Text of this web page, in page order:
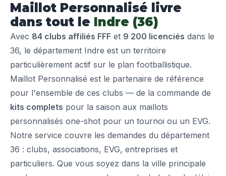
Maillot Personnalisé livre
dans tout le Indre (36)
Avec 84 clubs affiliés FFF et 9 200 licenciés dans le
36, le département Indre est un territoire
particulièrement actif sur le plan footballistique.
Maillot Personnalisé est le partenaire de référence
pour l'ensemble de ces clubs — de la commande de
kits complets pour la saison aux maillots
personnalisés one-shot pour un tournoi ou un EVG.
Notre service couvre les demandes du département
36 : clubs, associations, EVG, entreprises et
particuliers. Que vous soyez dans la ville principale